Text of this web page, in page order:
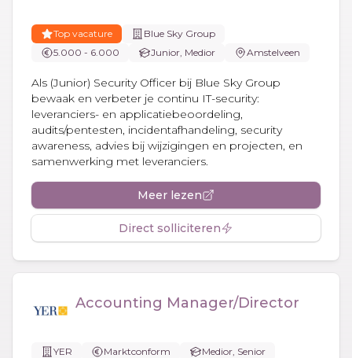
Top vacature
Blue Sky Group
5.000 - 6.000
Junior, Medior Amstelveen
Als (Junior) Security Officer bij Blue Sky Group
bewaak en verbeter je continu IT-security:
leveranciers- en applicatiebeoordeling,
audits/pentesten, incidentafhandeling, security
awareness, advies bij wijzigingen en projecten, en
samenwerking met leveranciers.
Meer lezen
Direct solliciteren
Accounting Manager/Director
YER Marktconform
Medior, Senior